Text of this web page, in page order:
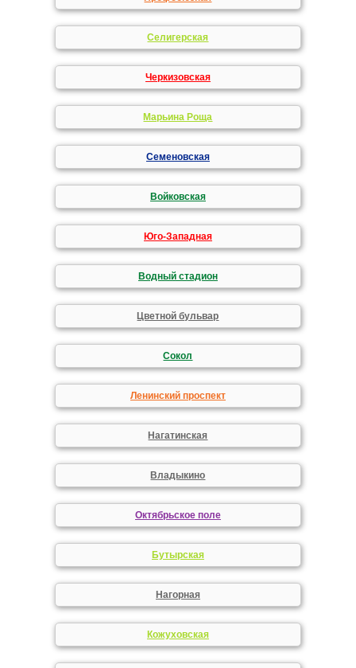
Селигерская
Черкизовская
Марьина Роща
Семеновская
Войковская
Юго-Западная
Водный стадион
Цветной бульвар
Сокол
Ленинский проспект
Нагатинская
Владыкино
Октябрьское поле
Бутырская
Нагорная
Кожуховская